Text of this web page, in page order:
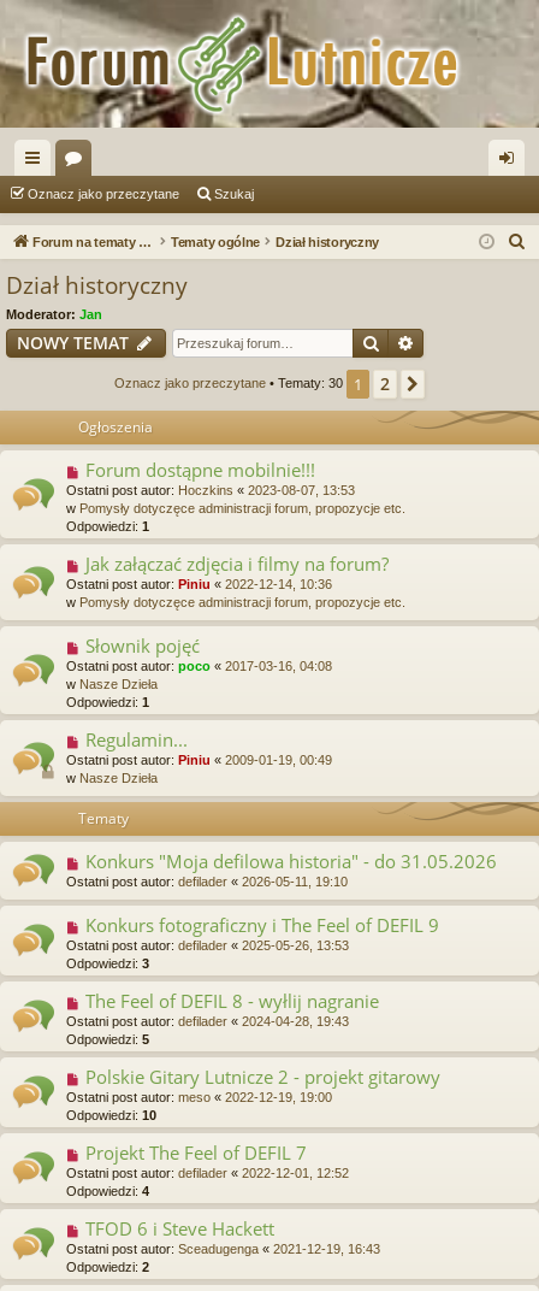
ię
ce
or
a og
Oznacz jako przeczytane Szukaj
Forum na tematy budowy instrumentów Tematy ogólne Dział historyczny
Dział historyczny
Moderator: Jan
NOWY TEMAT Szukaj
Oznacz jako przeczytane • Tematy: 30 1 2
Ogłoszenia
Forum dostąpne mobilnie!!!
Ostatni post autor: Hoczkins « 2023-08-07, 13:53
w Pomysły dotyczęce administracji forum, propozycje etc.
Odpowiedzi: 1
Jak załączać zdjęcia i filmy na forum?
Ostatni post autor: Piniu « 2022-12-14, 10:36
w Pomysły dotyczęce administracji forum, propozycje etc.
Słownik pojęć
Ostatni post autor: poco « 2017-03-16, 04:08
w Nasze Dzieła
Odpowiedzi: 1
Regulamin...
Ostatni post autor: Piniu « 2009-01-19, 00:49
w Nasze Dzieła
Tematy
Konkurs "Moja defilowa historia" - do 31.05.2026
Ostatni post autor: defilader « 2026-05-11, 19:10
Konkurs fotograficzny i The Feel of DEFIL 9
Ostatni post autor: defilader « 2025-05-26, 13:53
Odpowiedzi: 3
The Feel of DEFIL 8 - wyłlij nagranie
Ostatni post autor: defilader « 2024-04-28, 19:43
Odpowiedzi: 5
Polskie Gitary Lutnicze 2 - projekt gitarowy
Ostatni post autor: meso « 2022-12-19, 19:00
Odpowiedzi: 10
Projekt The Feel of DEFIL 7
Ostatni post autor: defilader « 2022-12-01, 12:52
Odpowiedzi: 4
TFOD 6 i Steve Hackett
Ostatni post autor: Sceadugenga « 2021-12-19, 16:43
Odpowiedzi: 2